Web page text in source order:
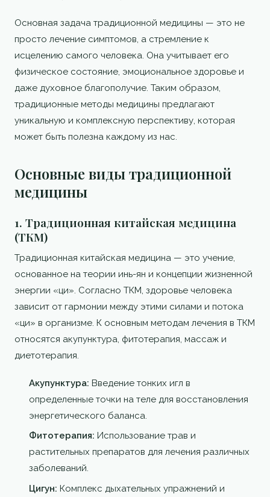
Основная задача традиционной медицины — это не
просто лечение симптомов, а стремление к
исцелению самого человека. Она учитывает его
физическое состояние, эмоциональное здоровье и
даже духовное благополучие. Таким образом,
традиционные методы медицины предлагают
уникальную и комплексную перспективу, которая
может быть полезна каждому из нас.
Основные виды традиционной
медицины
1. Традиционная китайская медицина
(ТКМ)
Традиционная китайская медицина — это учение,
основанное на теории инь-ян и концепции жизненной
энергии «ци». Согласно ТКМ, здоровье человека
зависит от гармонии между этими силами и потока
«ци» в организме. К основным методам лечения в ТКМ
относятся акупунктура, фитотерапия, массаж и
диетотерапия.
Акупунктура: Введение тонких игл в
определенные точки на теле для восстановления
энергетического баланса.
Фитотерапия: Использование трав и
растительных препаратов для лечения различных
заболеваний.
Цигун: Комплекс дыхательных упражнений и